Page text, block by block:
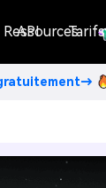
Ressources
API Tarifs